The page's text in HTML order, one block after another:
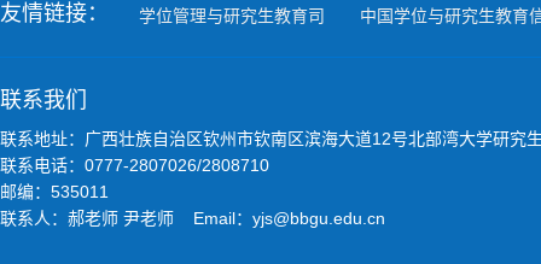
友情链接： 学位管理与研究生教育司 中国学位与研究生教育
联系我们
联系地址：广西壮族自治区钦州市钦南区滨海大道12号北部湾大学研究
联系电话：0777-2807026/2808710
邮编：535011
联系人：郝老师 尹老师 Email：yjs@bbgu.edu.cn